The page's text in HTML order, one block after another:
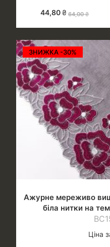
64,00₴
44,80₴
ЗНИЖКА -30%
Ажурне мереживо
біла нитки на
Ціна